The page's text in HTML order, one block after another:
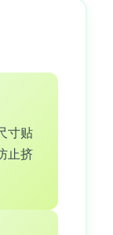
寸贴
止挤